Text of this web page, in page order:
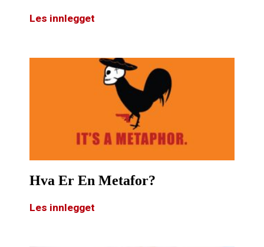
Les innlegget
Hva Er En Metafor?
Les innlegget